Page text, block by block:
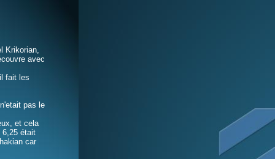
Krikorian,
avec
fait les
pas le
et cela
6,25 était
car